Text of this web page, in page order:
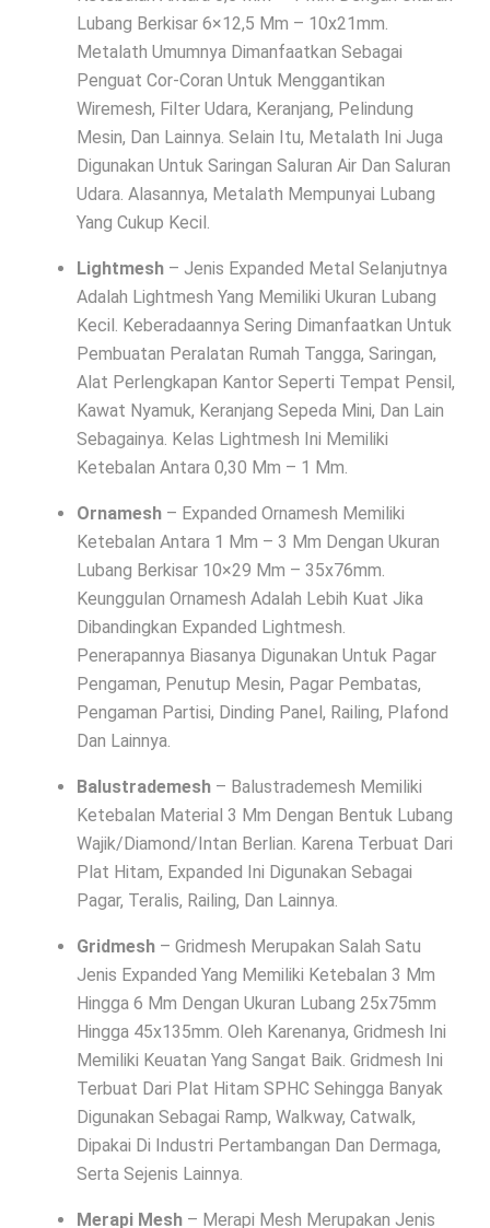
Lubang Berkisar 6×12,5 Mm – 10x21mm.
Metalath Umumnya Dimanfaatkan Sebagai
Penguat Cor-Coran Untuk Menggantikan
Wiremesh, Filter Udara, Keranjang, Pelindung
Mesin, Dan Lainnya. Selain Itu, Metalath Ini Juga
Digunakan Untuk Saringan Saluran Air Dan Saluran
Udara. Alasannya, Metalath Mempunyai Lubang
Yang Cukup Kecil.
Lightmesh – Jenis Expanded Metal Selanjutnya
Adalah Lightmesh Yang Memiliki Ukuran Lubang
Kecil. Keberadaannya Sering Dimanfaatkan Untuk
Pembuatan Peralatan Rumah Tangga, Saringan,
Alat Perlengkapan Kantor Seperti Tempat Pensil,
Kawat Nyamuk, Keranjang Sepeda Mini, Dan Lain
Sebagainya. Kelas Lightmesh Ini Memiliki
Ketebalan Antara 0,30 Mm – 1 Mm.
Ornamesh – Expanded Ornamesh Memiliki
Ketebalan Antara 1 Mm – 3 Mm Dengan Ukuran
Lubang Berkisar 10×29 Mm – 35x76mm.
Keunggulan Ornamesh Adalah Lebih Kuat Jika
Dibandingkan Expanded Lightmesh.
Penerapannya Biasanya Digunakan Untuk Pagar
Pengaman, Penutup Mesin, Pagar Pembatas,
Pengaman Partisi, Dinding Panel, Railing, Plafond
Dan Lainnya.
Balustrademesh – Balustrademesh Memiliki
Ketebalan Material 3 Mm Dengan Bentuk Lubang
Wajik/Diamond/Intan Berlian. Karena Terbuat Dari
Plat Hitam, Expanded Ini Digunakan Sebagai
Pagar, Teralis, Railing, Dan Lainnya.
Gridmesh – Gridmesh Merupakan Salah Satu
Jenis Expanded Yang Memiliki Ketebalan 3 Mm
Hingga 6 Mm Dengan Ukuran Lubang 25x75mm
Hingga 45x135mm. Oleh Karenanya, Gridmesh Ini
Memiliki Keuatan Yang Sangat Baik. Gridmesh Ini
Terbuat Dari Plat Hitam SPHC Sehingga Banyak
Digunakan Sebagai Ramp, Walkway, Catwalk,
Dipakai Di Industri Pertambangan Dan Dermaga,
Serta Sejenis Lainnya.
Merapi Mesh – Merapi Mesh Merupakan Jenis